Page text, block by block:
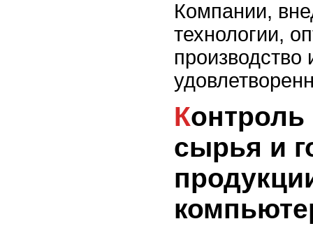
Компании,
технологии,
Контроль качества
сырья и